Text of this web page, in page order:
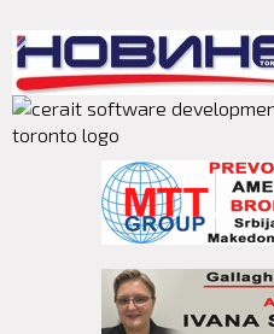
main
content